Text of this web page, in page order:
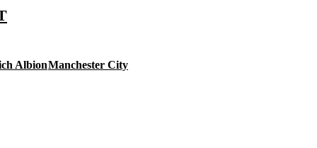
AlbionManchester City